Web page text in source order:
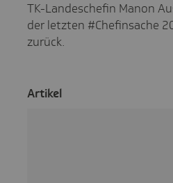
TK-Landeschefin Manon
der letzten #Chefinsache
zurück.
Artikel